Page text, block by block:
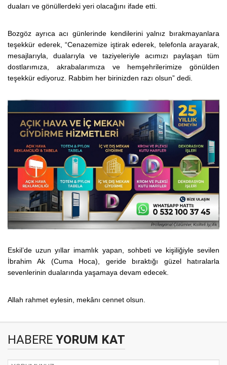
duaları ve gönüllerdeki yeri olacağını ifade etti.
Bozgöz ayrıca acı günlerinde kendilerini yalnız bırakmayanlara
teşekkür ederek, “Cenazemize iştirak ederek, telefonla arayarak,
mesajlarıyla, dualarıyla ve taziyeleriyle acımızı paylaşan tüm
dostlarımıza, akrabalarımıza ve hemşehrilerimize gönülden
teşekkür ediyoruz. Rabbim her birinizden razı olsun” dedi.
Eskil’de uzun yıllar imamlık yapan, sohbeti ve kişiliğiyle sevilen
İbrahim Ak (Cuma Hoca), geride bıraktığı güzel hatıralarla
sevenlerinin dualarında yaşamaya devam edecek.
Allah rahmet eylesin, mekânı cennet olsun.
HABERE YORUM KAT